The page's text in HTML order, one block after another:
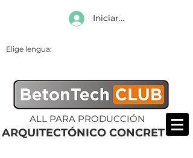
Iniciar sesión
Elige lengua:
ARQUITECTÓNICO CONCRETO
ALL PARA PRODUCCIÓN